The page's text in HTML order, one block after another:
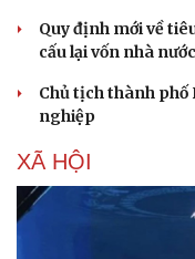
Du lịch
Tư vấn
Săn Tour
check-in
Quy định mới về
cấu lại vốn nhà nước
Chủ tịch thành phố
nghiệp
XÃ HỘI